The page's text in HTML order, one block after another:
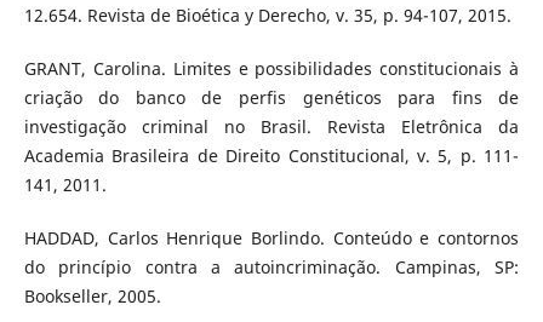
12.654. Revista de Bioética y Derecho, v. 35, p. 94-107, 2015.
GRANT, Carolina. Limites e possibilidades constitucionais à
criação do banco de perfis genéticos para fins de
investigação criminal no Brasil. Revista Eletrônica da
Academia Brasileira de Direito Constitucional, v. 5, p. 111-
141, 2011.
HADDAD, Carlos Henrique Borlindo. Conteúdo e contornos
do princípio contra a autoincriminação. Campinas, SP:
Bookseller, 2005.